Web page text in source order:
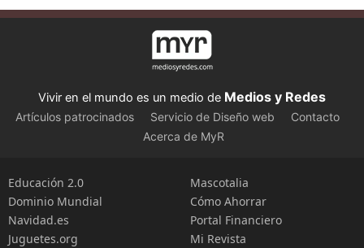
Vivir en el mundo es un medio de Medios y Redes
Artículos patrocinados Servicio de Diseño web
Contacto
Acerca de MyR
Educación 2.0
Dominio Mundial
Navidad.es
Juguetes.org
Mascotalia
Cómo Ahorrar
Portal Financiero
Mi Revista